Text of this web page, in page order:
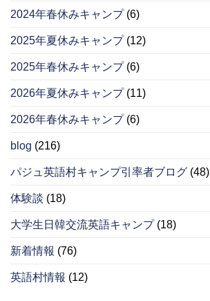
2024年春休みキャンプ(6)
2025年夏休みキャンプ(12)
2025年春休みキャンプ(6)
2026年夏休みキャンプ(11)
2026年春休みキャンプ(6)
blog (216)
パジュ英語村キャンプ引率者ブログ (48)
体験談 (18)
大学生日韓交流英語キャンプ(18)
新着情報 (76)
英語村情報 (12)